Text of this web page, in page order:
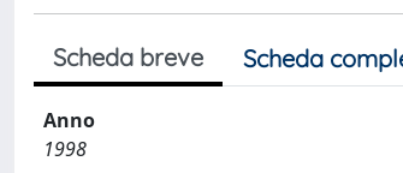
Scheda breve Scheda
Anno
1998